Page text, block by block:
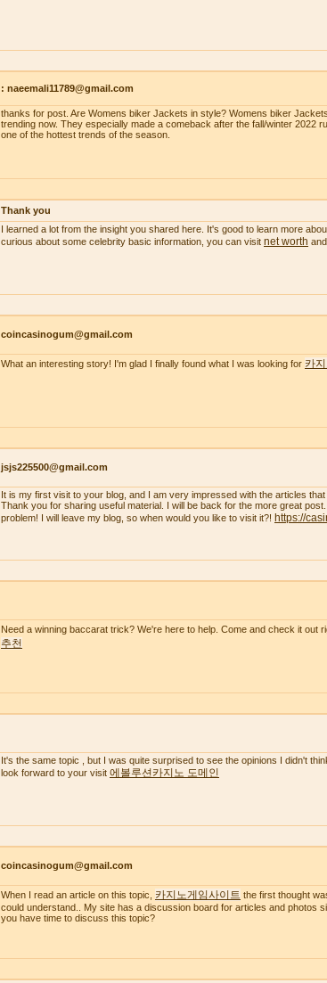
: naeemali11789@gmail.com
thanks for post. Are Womens biker Jackets in style? Womens biker
trending now. They especially made a comeback after the fall/winter 2022
one of the hottest trends of the season.
Thank you
I learned a lot from the insight you shared here. It's good to learn more
curious about some celebrity basic information, you can visit net worth
coincasinogum@gmail.com
What an interesting story! I'm glad I finally found what I was looking for 카
jsjs225500@gmail.com
It is my first visit to your blog, and I am very impressed with the articles
Thank you for sharing useful material. I will be back for the more great
problem! I will leave my blog, so when would you like to visit it?! https://
Need a winning baccarat trick? We're here to help. Come and check it out
추천
It's the same topic , but I was quite surprised to see the opinions I didn't
look forward to your visit 에볼루션카지노 도메인
coincasinogum@gmail.com
When I read an article on this topic, 카지노게임사이트 the first thought
could understand.. My site has a discussion board for articles and photos
you have time to discuss this topic?